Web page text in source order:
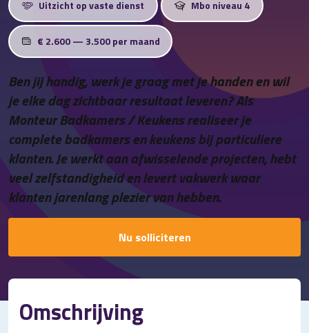
Contact
Uitzicht op vaste dienst Mbo niveau 4
€ 2.600 — 3.500 per maand
Ben jij handig, werk je graag met je handen en wil
je elke dag zichtbaar resultaat leveren? Als
Monteur Badkamers / Keukens realiseer je
complete badkamers en keukens bij particuliere
klanten. Je werkt aan afwisselende projecten, hebt
veel zelfstandigheid en levert vakwerk waar
klanten jarenlang plezier van hebben.
Nu solliciteren
Omschrijving